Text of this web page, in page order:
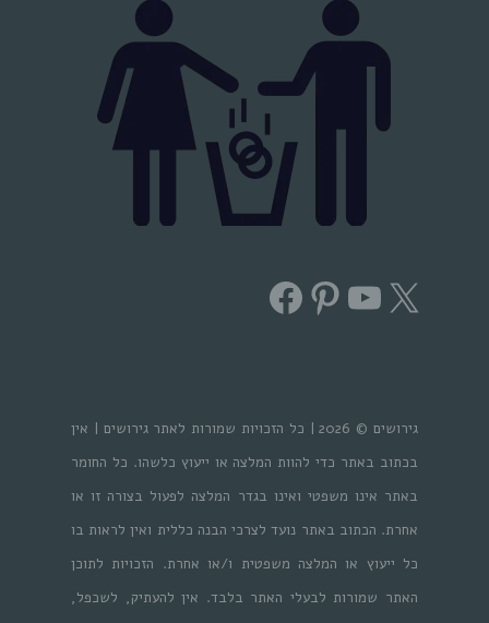
X
YouTube
Pinterest
Facebook
גירושים © 2026 | כל הזכויות שמורות לאתר גירושים | אין
בכתוב באתר כדי להוות המלצה או ייעוץ כלשהו. כל החומר
באתר אינו משפטי ואינו בגדר המלצה לפעול בצורה זו או
אחרת. הכתוב באתר נועד לצרכי הבנה כללית ואין לראות בו
כל ייעוץ או המלצה משפטית ו/או אחרת. הזכויות לתוכן
האתר שמורות לבעלי האתר בלבד. אין להעתיק, לשכפל,